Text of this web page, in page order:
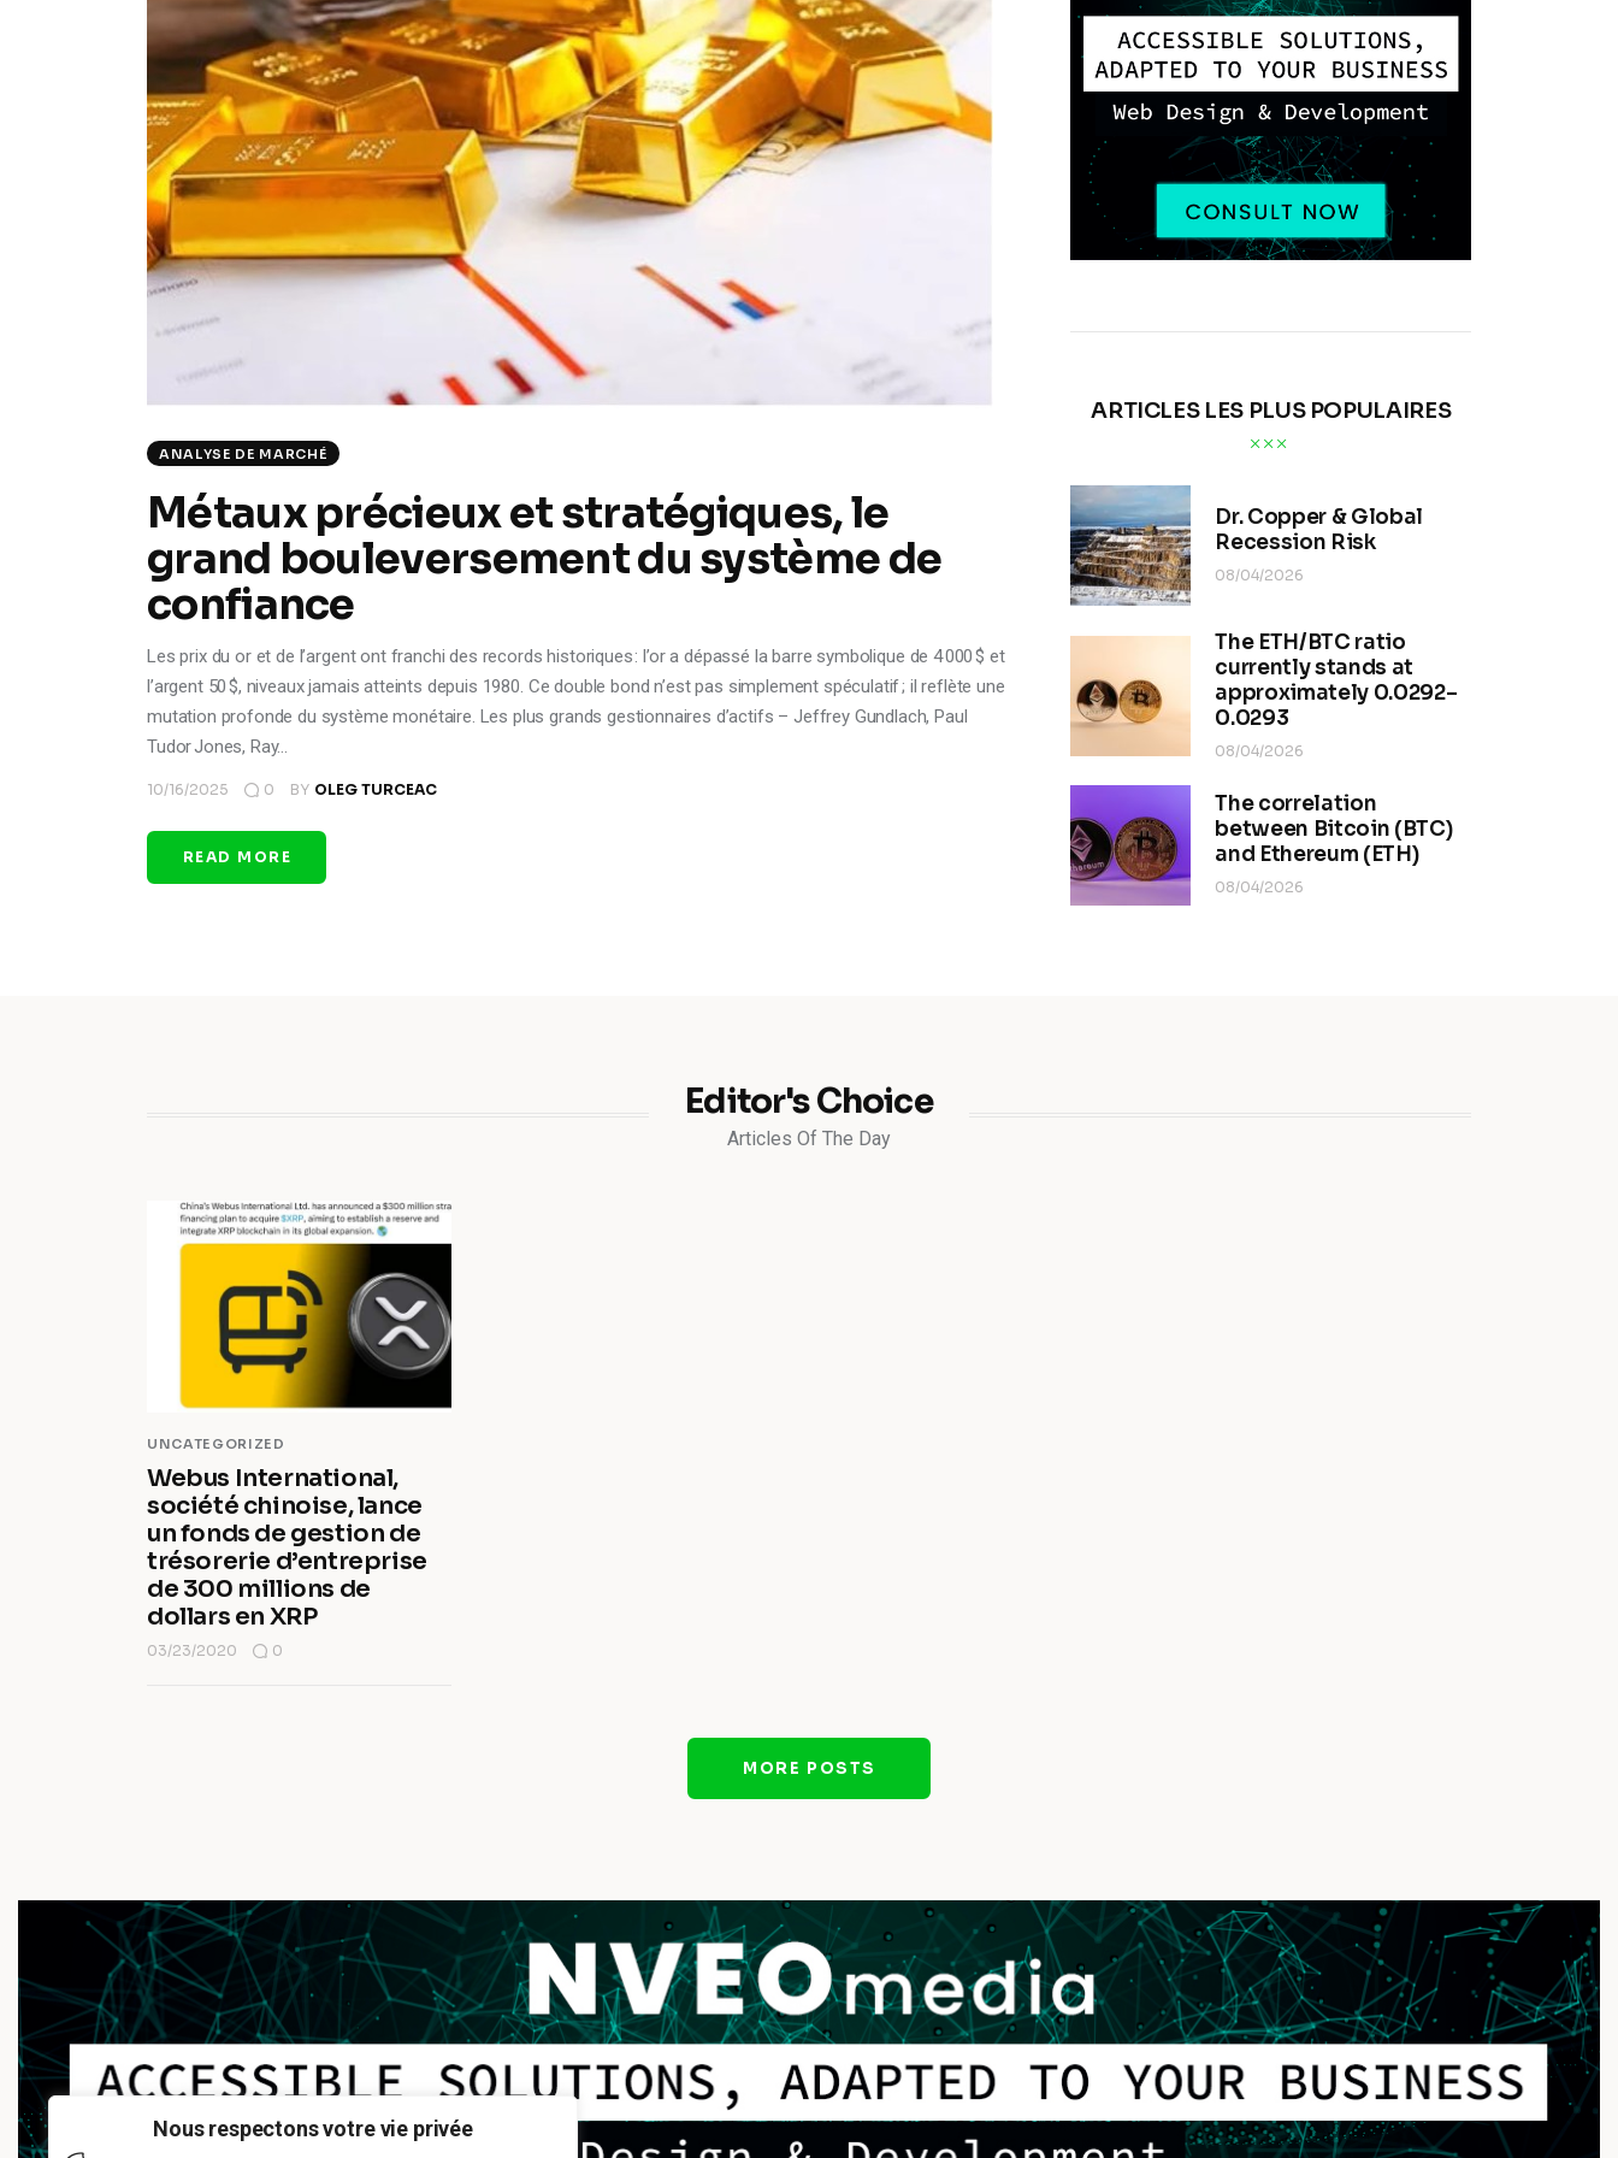
Nous respectons votre vie privée
ANALYSE DE MARCHÉ
Métaux précieux et stratégiques, le
grand bouleversement du système de
confiance
Les prix du or et de l’argent ont franchi des records historiques : l’or a dépassé la barre symbolique de 4 000 $ et
l’argent 50 $, niveaux jamais atteints depuis 1980. Ce double bond n’est pas simplement spéculatif ; il reflète une
mutation profonde du système monétaire. Les plus grands gestionnaires d’actifs – Jeffrey Gundlach, Paul
Tudor Jones, Ray…
10/16/2025 0 BY OLEG TURCEAC
READ MORE
ARTICLES LES PLUS POPULAIRES
Dr. Copper & Global
Recession Risk
08/04/2026
The ETH/BTC ratio
currently stands at
approximately 0.0292–
0.0293
08/04/2026
The correlation
between Bitcoin (BTC)
and Ethereum (ETH)
08/04/2026
Editor's Choice
Articles Of The Day
UNCATEGORIZED
Webus International,
société chinoise, lance
un fonds de gestion de
trésorerie d’entreprise
de 300 millions de
dollars en XRP
03/23/2020 0
MORE POSTS